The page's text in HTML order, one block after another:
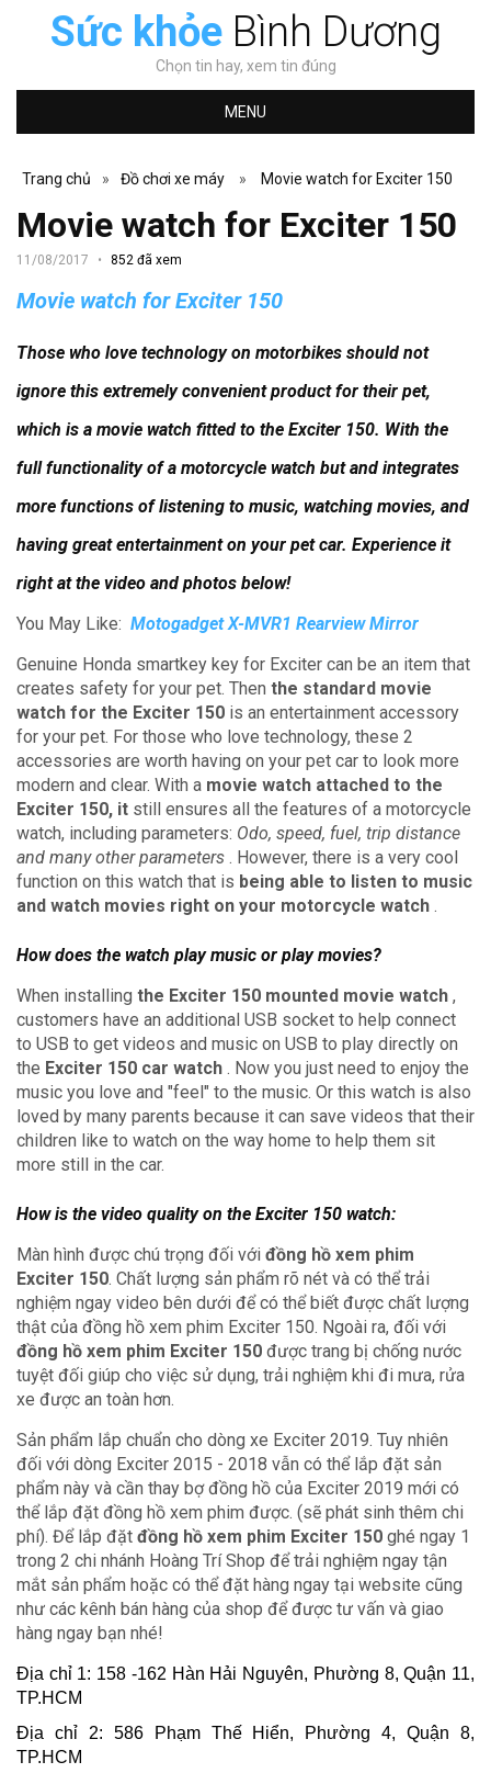
Sức khỏeBình Dương
Chọn tin hay, xem tin đúng
MENU
Trang chủ » Đồ chơi xe máy » Movie watch for Exciter 150
Movie watch for Exciter 150
11/08/2017 852 đã xem
Movie watch for Exciter 150
Those who love technology on motorbikes should not
ignore this extremely convenient product for their pet,
which is a movie watch fitted to the Exciter 150. With the
full functionality of a motorcycle watch but and integrates
more functions of listening to music, watching movies, and
having great entertainment on your pet car. Experience it
right at the video and photos below!
You May Like: Motogadget X-MVR1 Rearview Mirror
Genuine Honda smartkey key for Exciter can be an item that
creates safety for your pet. Then the standard movie
watch for the Exciter 150 is an entertainment accessory
for your pet. For those who love technology, these 2
accessories are worth having on your pet car to look more
modern and clear. With a movie watch attached to the
Exciter 150, it still ensures all the features of a motorcycle
watch, including parameters: Odo, speed, fuel, trip distance
and many other parameters . However, there is a very cool
function on this watch that is being able to listen to music
and watch movies right on your motorcycle watch .
How does the watch play music or play movies?
When installing the Exciter 150 mounted movie watch ,
customers have an additional USB socket to help connect
to USB to get videos and music on USB to play directly on
the Exciter 150 car watch . Now you just need to enjoy the
music you love and "feel" to the music. Or this watch is also
loved by many parents because it can save videos that their
children like to watch on the way home to help them sit
more still in the car.
How is the video quality on the Exciter 150 watch:
Màn hình được chú trọng đối với đồng hồ xem phim
Exciter 150. Chất lượng sản phẩm rõ nét và có thể trải
nghiệm ngay video bên dưới để có thể biết được chất lượng
thật của đồng hồ xem phim Exciter 150. Ngoài ra, đối với
đồng hồ xem phim Exciter 150 được trang bị chống nước
tuyệt đối giúp cho việc sử dụng, trải nghiệm khi đi mưa, rửa
xe được an toàn hơn.
Sản phẩm lắp chuẩn cho dòng xe Exciter 2019. Tuy nhiên
đối với dòng Exciter 2015 - 2018 vẫn có thể lắp đặt sản
phẩm này và cần thay bợ đồng hồ của Exciter 2019 mới có
thể lắp đặt đồng hồ xem phim được. (sẽ phát sinh thêm chi
phí). Để lắp đặt đồng hồ xem phim Exciter 150 ghé ngay 1
trong 2 chi nhánh Hoàng Trí Shop để trải nghiệm ngay tận
mắt sản phẩm hoặc có thể đặt hàng ngay tại website cũng
như các kênh bán hàng của shop để được tư vấn và giao
hàng ngay bạn nhé!
Địa chỉ 1: 158 -162 Hàn Hải Nguyên, Phường 8, Quận 11,
TP.HCM
Địa chỉ 2: 586 Phạm Thế Hiển, Phường 4, Quận 8,
TP.HCM